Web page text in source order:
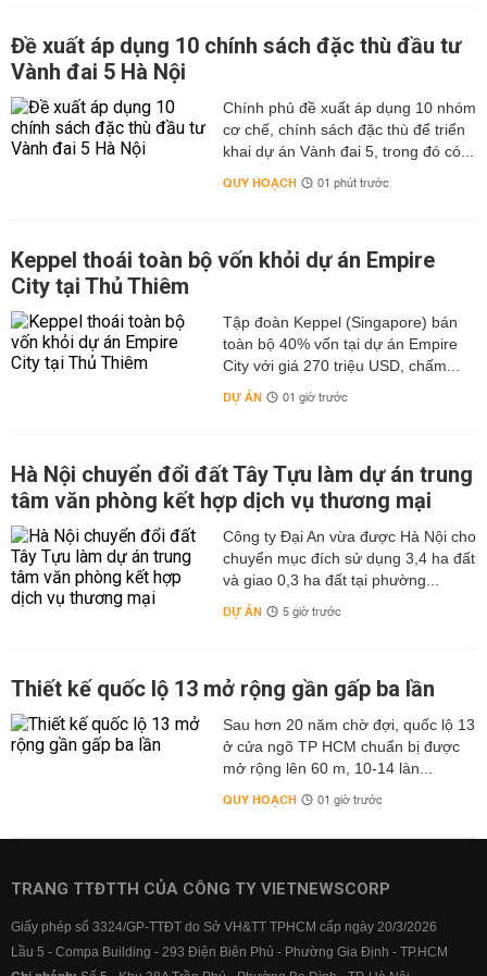
Đề xuất áp dụng 10 chính sách đặc thù đầu tư
Vành đai 5 Hà Nội
Chính phủ đề xuất áp dụng 10 nhóm
cơ chế, chính sách đặc thù để triển
khai dự án Vành đai 5, trong đó có...
QUY HOẠCH 01 phút trước
Keppel thoái toàn bộ vốn khỏi dự án Empire
City tại Thủ Thiêm
Tập đoàn Keppel (Singapore) bán
toàn bộ 40% vốn tại dự án Empire
City với giá 270 triệu USD, chấm...
DỰ ÁN 01 giờ trước
Hà Nội chuyển đổi đất Tây Tựu làm dự án trung
tâm văn phòng kết hợp dịch vụ thương mại
Công ty Đại An vừa được Hà Nội cho
chuyển mục đích sử dụng 3,4 ha đất
và giao 0,3 ha đất tại phường...
DỰ ÁN 5 giờ trước
Thiết kế quốc lộ 13 mở rộng gần gấp ba lần
Sau hơn 20 năm chờ đợi, quốc lộ 13
ở cửa ngõ TP HCM chuẩn bị được
mở rộng lên 60 m, 10-14 làn...
QUY HOẠCH 01 giờ trước
TRANG TTĐTTH CỦA CÔNG TY VIETNEWSCORP
Giấy phép số 3324/GP-TTĐT do Sở VH&TT TPHCM cấp ngày 20/3/2026
Lầu 5 - Compa Building - 293 Điện Biên Phủ - Phường Gia Định - TP.HCM